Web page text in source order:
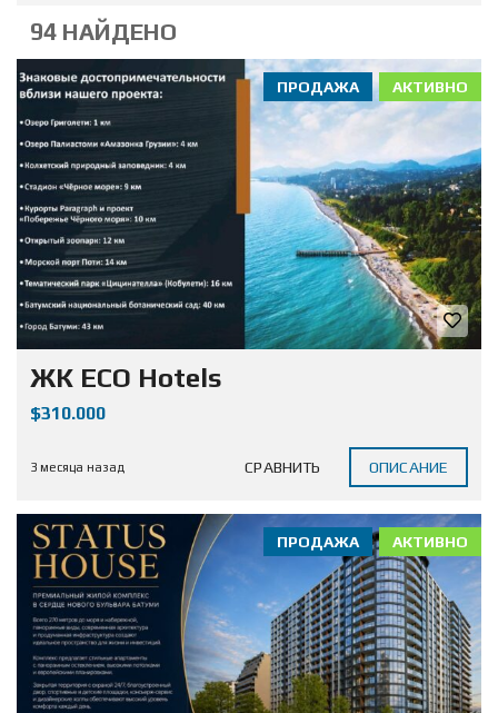
94 НАЙДЕНО
АКТИВНО
ПРОДАЖА
ЖК ECO Hotels
$310.000
3 месяца назад СРАВНИТЬ ОПИСАНИЕ
АКТИВНО
ПРОДАЖА